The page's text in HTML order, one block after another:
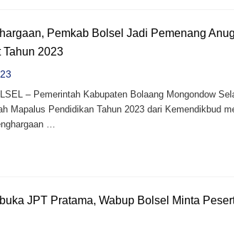
Pemkab Bolsel Jadi Pemenang
2023
– Pemerintah Kabupaten Bolaang Mongondow
Mapalus Pendidikan Tahun 2023 dari Kemendikbud
…
JPT Pratama, Wabup Bolsel Minta